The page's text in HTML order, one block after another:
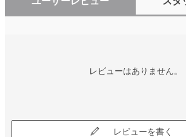
レビューはありません。
レビューを書く